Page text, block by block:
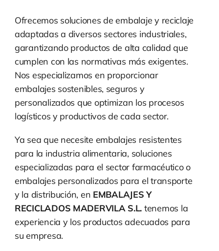
Ofrecemos soluciones de embalaje y reciclaje
adaptadas a diversos sectores industriales,
garantizando productos de alta calidad que
cumplen con las normativas más exigentes.
Nos especializamos en proporcionar
embalajes sostenibles, seguros y
personalizados que optimizan los procesos
logísticos y productivos de cada sector.
Ya sea que necesite embalajes resistentes
para la industria alimentaria, soluciones
especializadas para el sector farmacéutico o
embalajes personalizados para el transporte
y la distribución, en EMBALAJES Y
RECICLADOS MADERVILA S.L. tenemos la
experiencia y los productos adecuados para
su empresa.